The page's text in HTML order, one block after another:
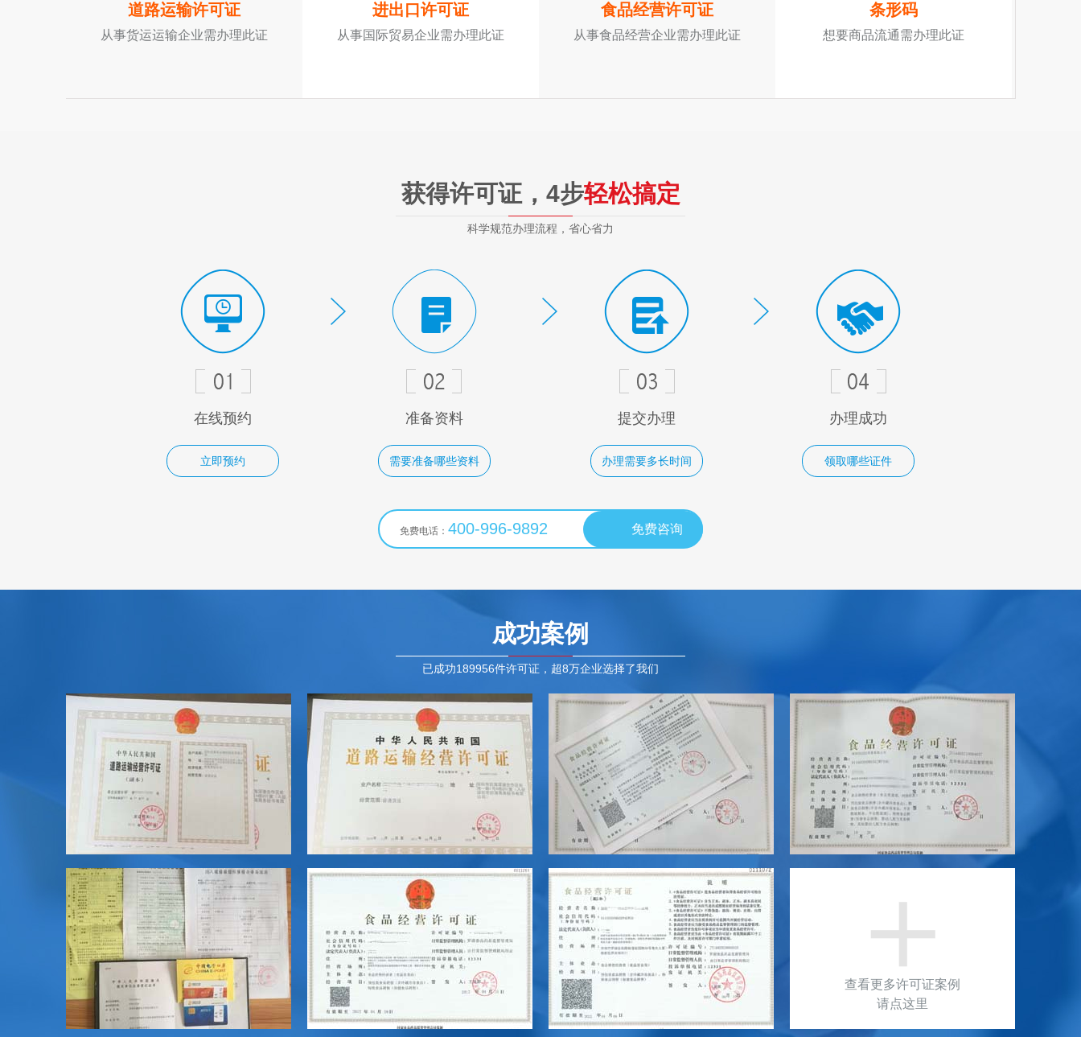
道路运输许可证
从事货运运输企业需办理此证
进出口许可证
从事国际贸易企业需办理此证
食品经营许可证
从事食品经营企业需办理此证
条形码
想要商品流通需办理此证
获得许可证，4步轻松搞定
科学规范办理流程，省心省力
在线预约
立即预约
准备资料
需要准备哪些资料
提交办理
办理需要多长时间
办理成功
领取哪些证件
免费电话： 400-996-9892 免费咨询
成功案例
已成功189956件许可证，超8万企业选择了我们
＋
查看更多许可证案例
请点这里